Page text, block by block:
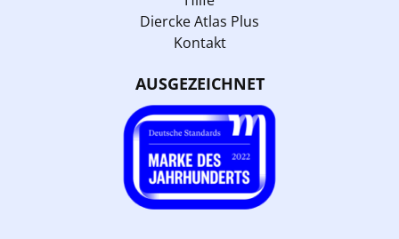
Diercke Atlas Plus
Kontakt
AUSGEZEICHNET